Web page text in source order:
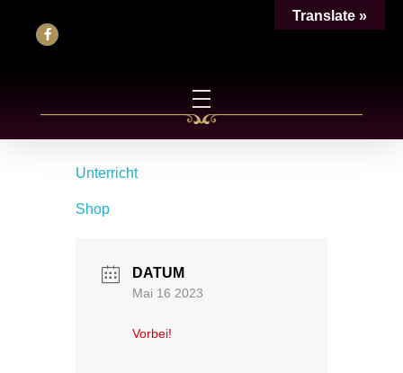
Unterricht
Shop
DATUM
Mai 16 2023
Vorbei!
Translate »